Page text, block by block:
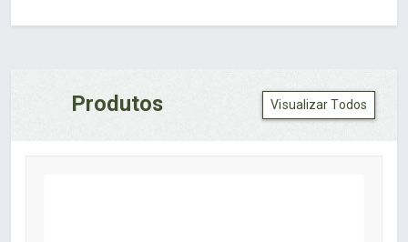
Produtos Visualizar Todos